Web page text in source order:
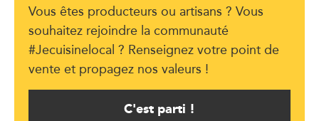
Vous êtes producteurs ou artisans ? Vous
souhaitez rejoindre la communauté
#Jecuisinelocal ? Renseignez votre point de
vente et propagez nos valeurs !
C'est parti !